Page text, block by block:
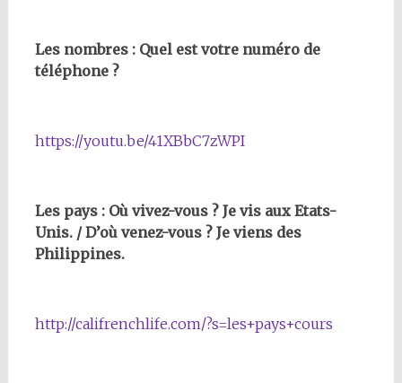
Les nombres : Quel est votre numéro de
téléphone ?
https://youtu.be/41XBbC7zWPI
Les pays : Où vivez-vous ? Je vis aux Etats-
Unis. / D’où venez-vous ? Je viens des
Philippines.
http://califrenchlife.com/?s=les+pays+cours